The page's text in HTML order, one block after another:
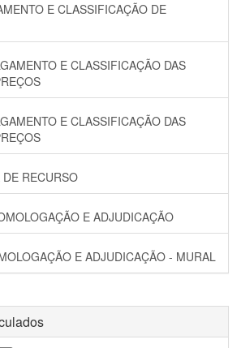
E CLASSIFICAÇÃO DE
E CLASSIFICAÇÃO DAS
E CLASSIFICAÇÃO DAS
RECURSO
E ADJUDICAÇÃO
E ADJUDICAÇÃO - MURAL